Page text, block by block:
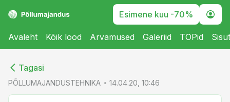
Esimene kuu -70%
Avaleht Kõik lood Arvamused Galeriid TOPid
Tagasi
PÕLLUMAJANDUSTEHNIKA 14.04.20, 10:46